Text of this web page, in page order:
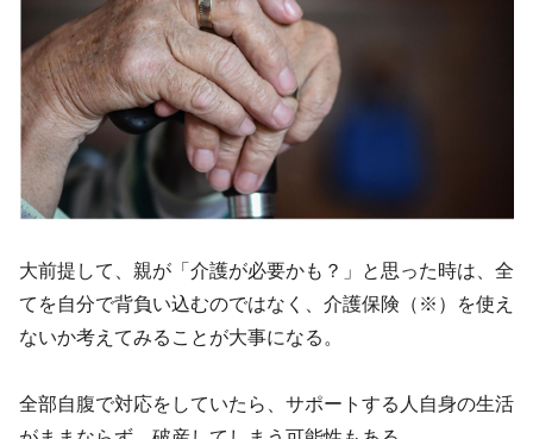
大前提して、親が「介護が必要かも？」と思った時は、全
てを自分で背負い込むのではなく、介護保険（※）を使え
ないか考えてみることが大事になる。
全部自腹で対応をしていたら、サポートする人自身の生活